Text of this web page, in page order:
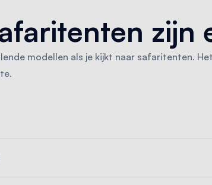
zijn
modellen als je kijkt naar safaritenten.